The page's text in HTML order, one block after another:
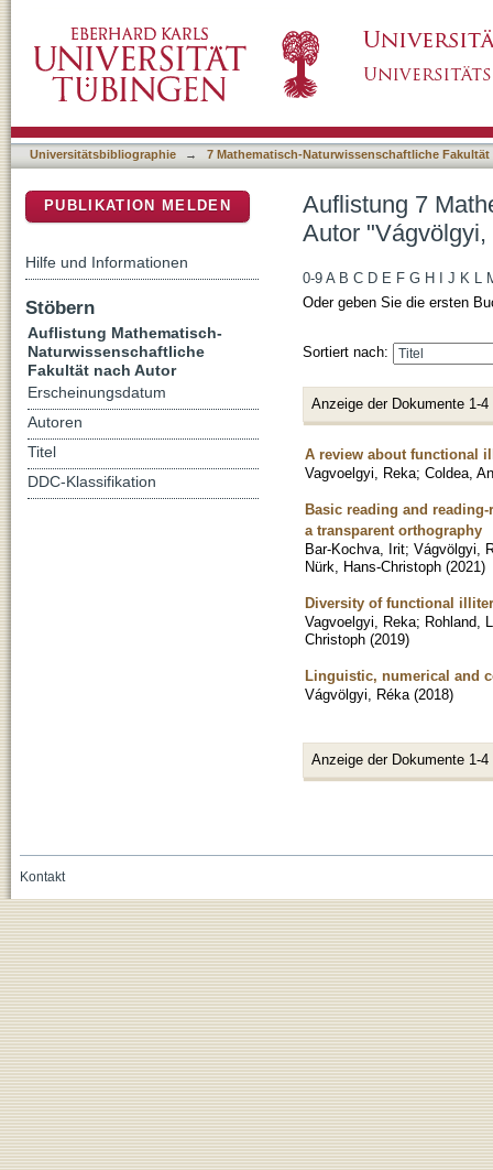
Universitätsbibliographie → 7 Mathematisch-Naturwissenschaftliche Fakultät
Auflistung 7
Autor "Vágvölgyi,
0-9 A B C D E F G H J K L
Oder geben Sie die ersten
Sortiert nach:
Anzeige der Dokumente 1-4
A review about functional
Vagvoelgyi, Reka; Coldea,
Basic reading and
a transparent orthography
Bar-Kochva, Irit; Vágvölgyi,
Nürk, Hans-Christoph (2021)
Diversity of functional
Vagvoelgyi, Reka; Rohland,
Christoph (2019)
Linguistic, numerical and
Vágvölgyi, Réka (2018)
Anzeige der Dokumente 1-4
PUBLIKATION MELDEN
Hilfe und Informationen
Stöbern
Auflistung Mathematisch-
Naturwissenschaftliche
Fakultät nach Autor
Erscheinungsdatum
Autoren
Titel
DDC-Klassifikation
Kontakt